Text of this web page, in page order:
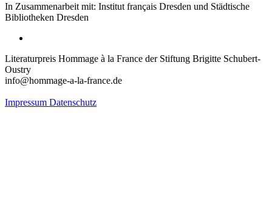
In Zusammenarbeit mit: Institut français Dresden und Städtische
Bibliotheken Dresden
Literaturpreis Hommage à la France der Stiftung Brigitte Schubert-
Oustry
info@hommage-a-la-france.de
Impressum Datenschutz